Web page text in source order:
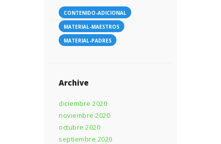
CONTENIDO-ADICIONAL
MATERIAL-MAESTROS
MATERIAL-PADRES
Archive
diciembre 2020
noviembre 2020
octubre 2020
septiembre 2020